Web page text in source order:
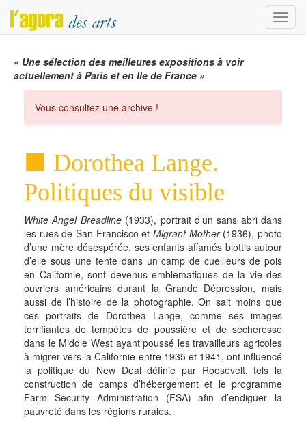
Menu
« Une sélection des meilleures expositions à voir
actuellement à Paris et en Ile de France »
Vous consultez une archive !
Dorothea Lange.
Politiques du visible
White Angel Breadline(1933), portrait d’un sans abri dans
les rues de San Francisco et Migrant Mother(1936), photo
d’une mère désespérée, ses enfants affamés blottis autour
d’elle sous une tente dans un camp de cueilleurs de pois
en Californie, sont devenus emblématiques de la vie des
ouvriers américains durant la Grande Dépression, mais
aussi de l’histoire de la photographie. On sait moins que
ces portraits de Dorothea Lange, comme ses images
terrifiantes de tempêtes de poussière et de sécheresse
dans le Middle West ayant poussé les travailleurs agricoles
à migrer vers la Californie entre 1935 et 1941, ont influencé
la politique du New Deal définie par Roosevelt, tels la
construction de camps d’hébergement et le programme
Farm Security Administration (FSA) afin d’endiguer la
pauvreté dans les régions rurales.